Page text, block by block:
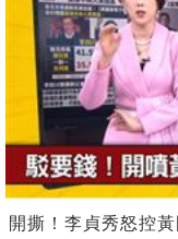
開撕！李貞秀怒控